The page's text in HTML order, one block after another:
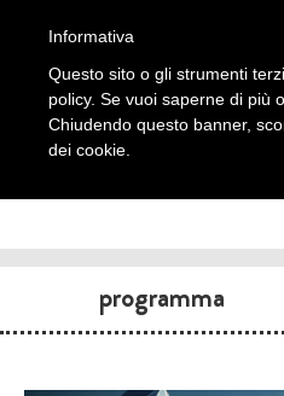
programma
Informativa
Questo sito o gli strumenti
policy. Se vuoi saperne di più
Chiudendo questo banner,
dei cookie.